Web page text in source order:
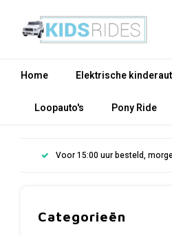
Home Elektrische
Loopauto's Pony Ride
Voor 15:00 uur besteld,
Categorieën